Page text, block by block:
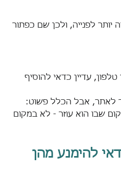
יותר לפנייה, ולכן שם כפתור
עדיין כדאי להוסיף
לאתר, אבל הכלל פשוט:
שבו הוא עוזר - לא במקום
להימנע מהן